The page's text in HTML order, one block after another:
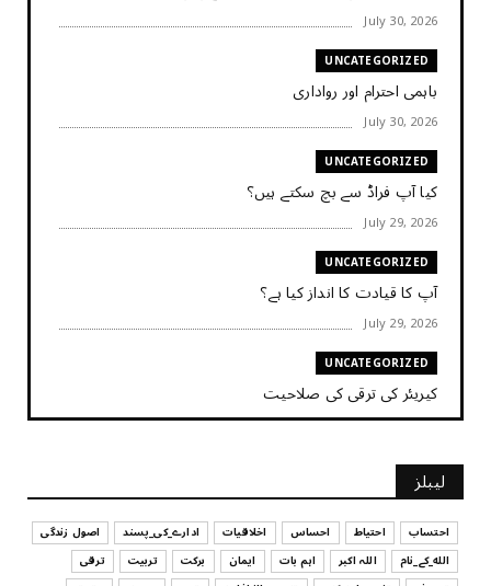
July 30, 2026
UNCATEGORIZED
باہمی احترام اور رواداری
July 30, 2026
UNCATEGORIZED
کیا آپ فراڈ سے بچ سکتے ہیں؟
July 29, 2026
UNCATEGORIZED
آپ کا قیادت کا انداز کیا ہے؟
July 29, 2026
UNCATEGORIZED
کیریئر کی ترقی کی صلاحیت
July 29, 2026
UNCATEGORIZED
کیا آپ اپنے باس کو مؤثر طریقے سے منظم کر رہے ہیں
July 29, 2026
UNCATEGORIZED
لیبلز
احتساب احتیاط احساس اخلاقیات ادارے_کی_پسند
اصول زندگی
الله_کے_نام
اللہ اکبر اہم بات ایمان برکت تربیت
ترقی